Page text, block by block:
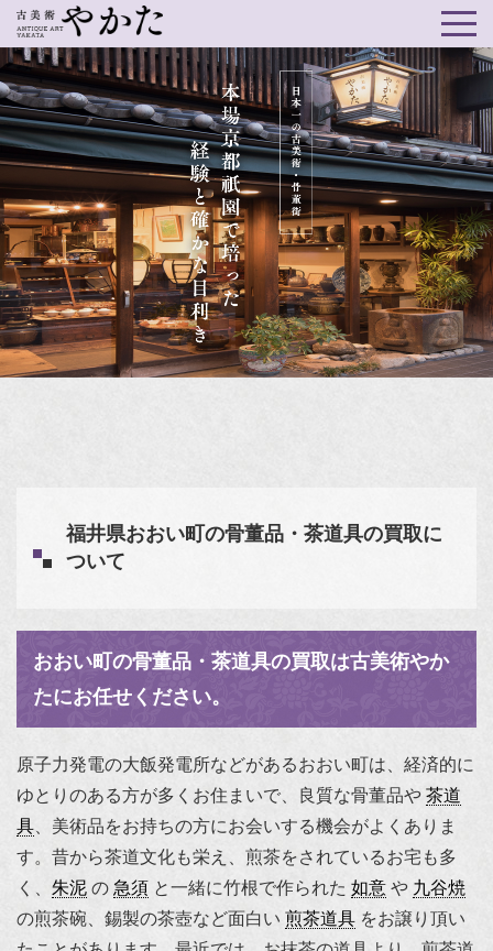
福井県おおい町の骨董品・茶道具の買取に
ついて
おおい町の骨董品・茶道具の買取は古美術やか
たにお任せください。
原子力発電の大飯発電所などがあるおおい町は、経済的に
ゆとりのある方が多くお住まいで、良質な骨董品や 茶道
具 、美術品をお持ちの方にお会いする機会がよくありま
す。昔から茶道文化も栄え、煎茶をされているお宅も多
く、 朱泥 の 急須 と一緒に竹根で作られた 如意 や 九谷焼
の煎茶碗、錫製の茶壺など面白い 煎茶道具 をお譲り頂い